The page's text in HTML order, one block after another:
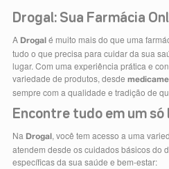
Drogal: Sua Farmácia
A Drogal é muito mais do que uma
tudo o que precisa para cuidar da sua
lugar. Com uma experiência prática e
variedade de produtos, desde
sempre com a qualidade e tradição de
Encontre tudo em um só
Na Drogal , você tem acesso a uma
atendem desde os cuidados básicos do
específicas da sua saúde e bem-estar: